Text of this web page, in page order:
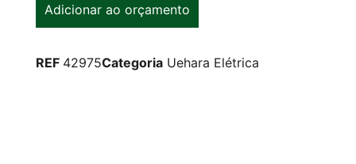
Adicionar ao orçamento
REF 42975Categoria Uehara Elétrica